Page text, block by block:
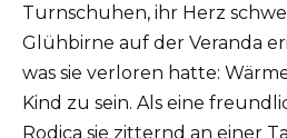
Turnschuhen, ihr Herz
Glühbirne auf der Veranda
was sie verloren hatte:
Kind zu sein. Als eine
Rodica sie zitternd an einer